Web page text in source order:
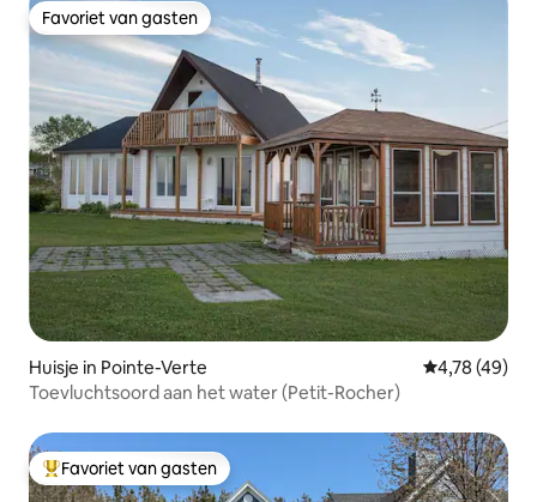
Favoriet van gasten
Favoriet van gasten
Huisje in Pointe-Verte Gemiddelde
4,78 (49)
Toevluchtsoord aan het water (Petit-Rocher)
Topfavoriet van gasten
Favoriet van gasten